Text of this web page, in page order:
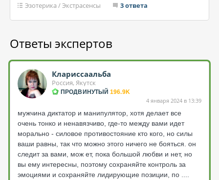
Эзотерика /Экстрасенсы 3 ответа
Ответы экспертов
Клариссаальба
Россия, Якутск
ПРОДВИНУТЫЙ 196.9K
4 января 2024 в 13:39
мужчина диктатор и манипулятор, хотя делает все
очень тонко и ненавязчиво, где-то между вами идет
морально - силовое противостояние кто кого, но силы
ваши равны, так что можно этого ничего не бояться. он
следит за вами, мож ет, пока большой любви и нет, но
вы ему интересны, поэтому сохраняйте контроль за
эмоциями и сохраняйте лидирующие позиции, по